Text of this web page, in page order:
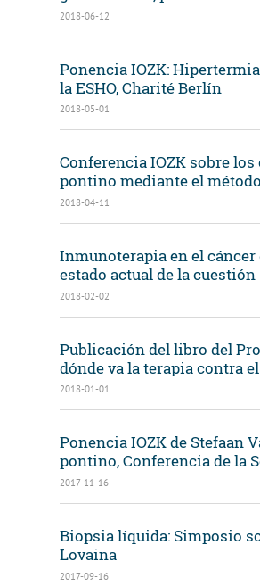
2018-06-12
Ponencia IOZK:
la ESHO, Charité Berlín
2018-05-01
Conferencia IOZK sobre
pontino mediante el
2018-04-11
Inmunoterapia en el cáncer
estado actual de la cuestión
2018-02-02
Publicación del libro del
dónde va la terapia contra
2018-01-01
Ponencia IOZK de Stefaan
pontino, Conferencia de la
2017-11-16
Biopsia líquida: Simposio
Lovaina
2017-09-16